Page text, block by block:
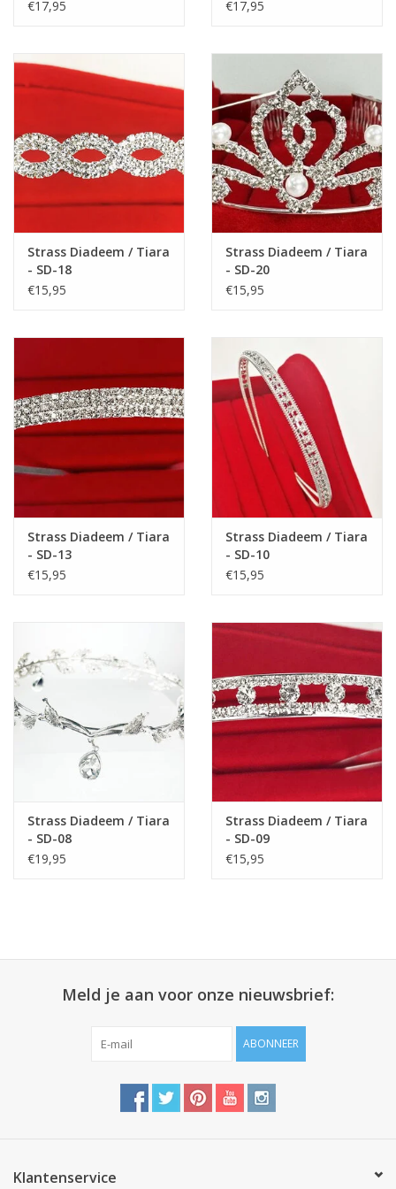
pasvorm.
Geschikt voor galabal, schoolfeest, kerst, verjaardag, bruiloft,
communie, diner op een cruiseschip of gewoon een feest om
deze mooie feestjurkje te dragen.
Materiaal: katoen + polyester.
Bij de keuze van maten staan achter de maten cijfers tussen
haakjes, bijv: 90 (100). Deze cijfers tussen haakjes zijn bedoeld
voor intern gebruik. Hier hoeft u dus niet op te letten. Als u
€17,95
€17,95
Strass Diadeem / Tiara
- SD-18
€15,95
Strass Diadeem / Tiara
- SD-20
€15,95
Strass Diadeem / Tiara
- SD-13
€15,95
Strass Diadeem / Tiara
- SD-10
€15,95
Strass Diadeem / Tiara
- SD-08
€19,95
Strass Diadeem / Tiara
- SD-09
€15,95
Meld je aan voor onze nieuwsbrief:
ABONNEER
Klantenservice